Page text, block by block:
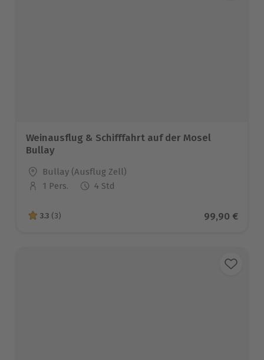
Weinausflug & Schifffahrt auf der Mosel
Bullay
Standort
Bullay (Ausflug Zell)
Anzahl der Teilnehmer
1 Pers. 4 Std
3.3 von 5 Sternen basierend auf 3 Bewertungen
3.3 (3) Aktueller
99,90 €